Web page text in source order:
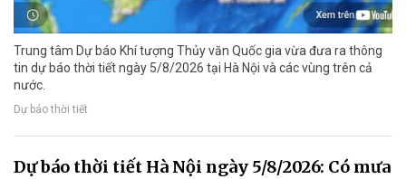
Trung tâm Dự báo Khí tượng Thủy văn Quốc gia vừa đưa ra thông
tin dự báo thời tiết ngày 5/8/2026 tại Hà Nội và các vùng trên cả
nước.
Dự báo thời tiết
Dự báo thời tiết Hà Nội ngày 5/8/2026: Có mưa